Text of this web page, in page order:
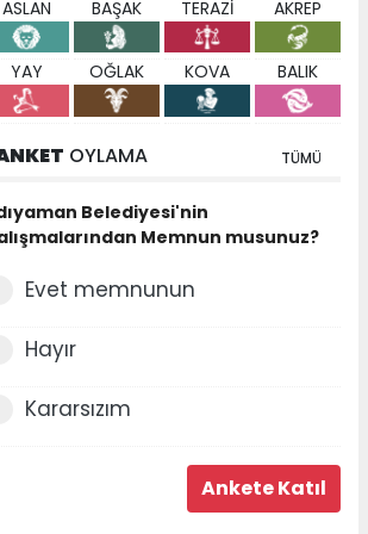
ASLAN BAŞAK TERAZİ AKREP
YAY OĞLAK KOVA BALIK
OYLAMA TÜMÜ
Belediyesi'nin
Memnun musunuz?
Evet memnunun
Hayır
Kararsızım